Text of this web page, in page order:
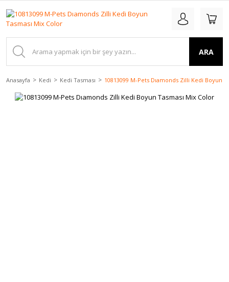
ARA
Anasayfa Kedi Kedi Tasması 10813099 M-Pets Dıamonds Zilli Kedi Boyun